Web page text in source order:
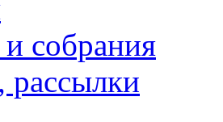
собрания
рассылки